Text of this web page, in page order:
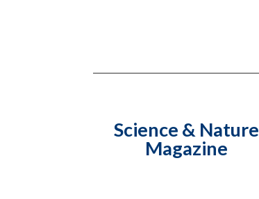
Science & Nature
Magazine